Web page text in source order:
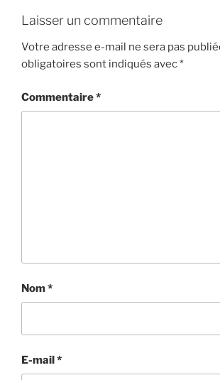
Laisser un commentaire
Votre adresse e-mail ne sera pas
obligatoires sont indiqués avec*
Commentaire*
Nom*
E-mail*